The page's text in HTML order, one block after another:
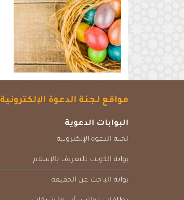
مواقع لجنة الدعوة الإلكترونية
البوابات الدعوية
لجنة الدعوة الإلكترونية
بوابة الكويت للتعريف بالإسلام
بوابة الباحث عن الحقيقة